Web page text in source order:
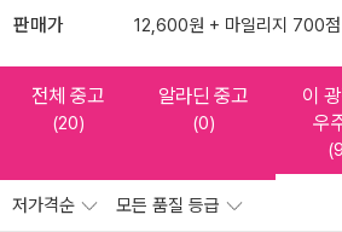
판매가 12,600원 + 마일리지 700점
전체 중고
(20)
알라딘 중고
(0)
이
우
저가격순 모든 품질 등급